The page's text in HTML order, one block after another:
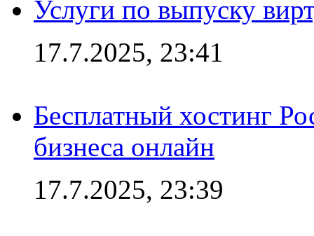
Услуги по выпуску
17.7.2025, 23:41
Бесплатный хостинг
бизнеса онлайн
17.7.2025, 23:39